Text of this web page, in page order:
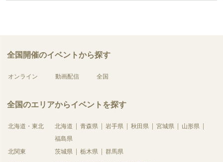
全国開催のイベントから探す
オンライン 動画配信 全国
全国のエリアからイベントを探す
北海道・東北 北海道 青森県 岩手県 秋田県 宮城県
山形県
福島県
北関東
茨城県 栃木県 群馬県